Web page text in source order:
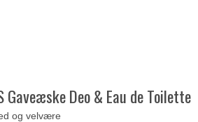
Gaveæske Deo & Eau de Toilette
og velvære